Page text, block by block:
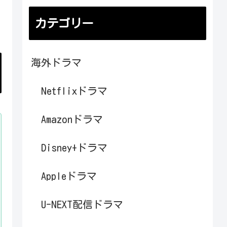
カテゴリー
海外ドラマ
Netflixドラマ
Amazonドラマ
Disney+ドラマ
Appleドラマ
U-NEXT配信ドラマ